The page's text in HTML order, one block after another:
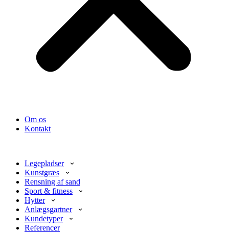
Om os
Kontakt
Legepladser
Kunstgræs
Rensning af sand
Sport & fitness
Hytter
Anlægsgartner
Kundetyper
Referencer